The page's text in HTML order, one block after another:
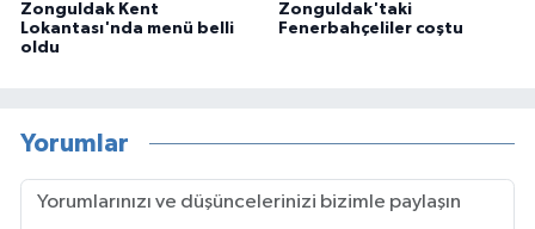
Zonguldak Kent
Lokantası'nda menü belli
oldu
Zonguldak'taki
Fenerbahçeliler coştu
Yorumlar